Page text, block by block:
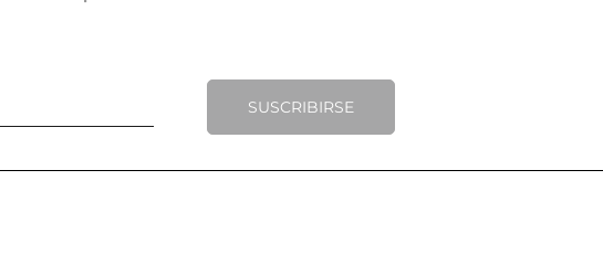
SUSCRIBIRSE